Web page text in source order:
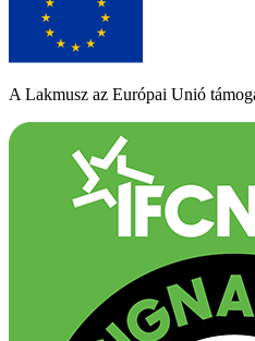
A Lakmusz az Európai Unió